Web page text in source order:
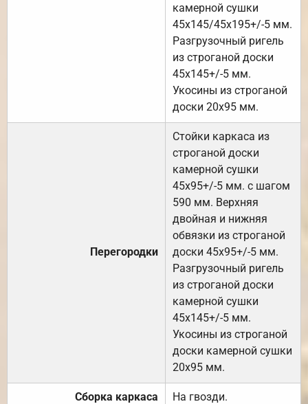
камерной сушки
45х145/45х195+/-5 мм.
Разгрузочный ригель
из строганой доски
45х145+/-5 мм.
Укосины из строганой
доски 20х95 мм.
Перегородки
Стойки каркаса из
строганой доски
камерной сушки
45х95+/-5 мм. с шагом
590 мм. Верхняя
двойная и нижняя
обвязки из строганой
доски 45х95+/-5 мм.
Разгрузочный ригель
из строганой доски
камерной сушки
45х145+/-5 мм.
Укосины из строганой
доски камерной сушки
20х95 мм.
Сборка каркаса На гвозди.